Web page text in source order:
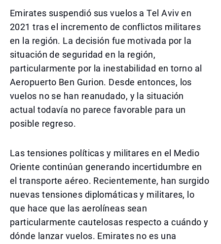
Emirates suspendió sus vuelos a Tel Aviv en
2021 tras el incremento de conflictos militares
en la región. La decisión fue motivada por la
situación de seguridad en la región,
particularmente por la inestabilidad en torno al
Aeropuerto Ben Gurion. Desde entonces, los
vuelos no se han reanudado, y la situación
actual todavía no parece favorable para un
posible regreso.
Las tensiones políticas y militares en el Medio
Oriente continúan generando incertidumbre en
el transporte aéreo. Recientemente, han surgido
nuevas tensiones diplomáticas y militares, lo
que hace que las aerolíneas sean
particularmente cautelosas respecto a cuándo y
dónde lanzar vuelos. Emirates no es una